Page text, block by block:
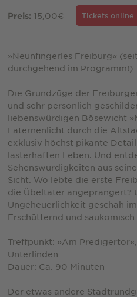
Preis: 15,00€ Tickets online
»Neunfingerles Freiburg«
durchgehend im Programm!)
Die Grundzüge der
und sehr persönlich
liebenswürdigen Bösewicht
Laternenlicht durch die
exklusiv höchst pikante
lasterhaften Leben. Und
Sehenswürdigkeiten aus
Sicht. Wo lebte die erste
die Übeltäter angeprangert?
Ungeheuerlichkeit geschah
Erschütternd und saukomisch
Treffpunkt: »Am
Unterlinden
Dauer: Ca. 90 Minuten
Der etwas andere